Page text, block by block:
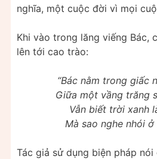
nghĩa, một cuộc đời vì mọi
Khi vào trong lăng viếng Bác,
lên tới cao trào:
“Bác nằm trong giấc
Giữa một vầng trăng
Vẫn biết trời xanh
Mà sao nghe nhói
Tác giả sử dụng biện pháp